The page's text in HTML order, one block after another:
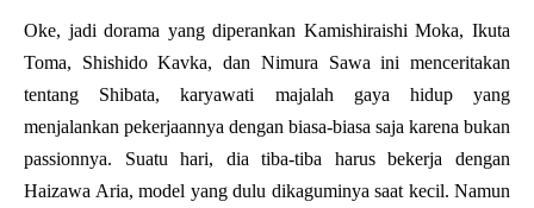
Oke, jadi dorama yang diperankan Kamishiraishi Moka, Ikuta
Toma, Shishido Kavka, dan Nimura Sawa ini menceritakan
tentang Shibata, karyawati majalah gaya hidup yang
menjalankan pekerjaannya dengan biasa-biasa saja karena bukan
passionnya. Suatu hari, dia tiba-tiba harus bekerja dengan
Haizawa Aria, model yang dulu dikaguminya saat kecil. Namun